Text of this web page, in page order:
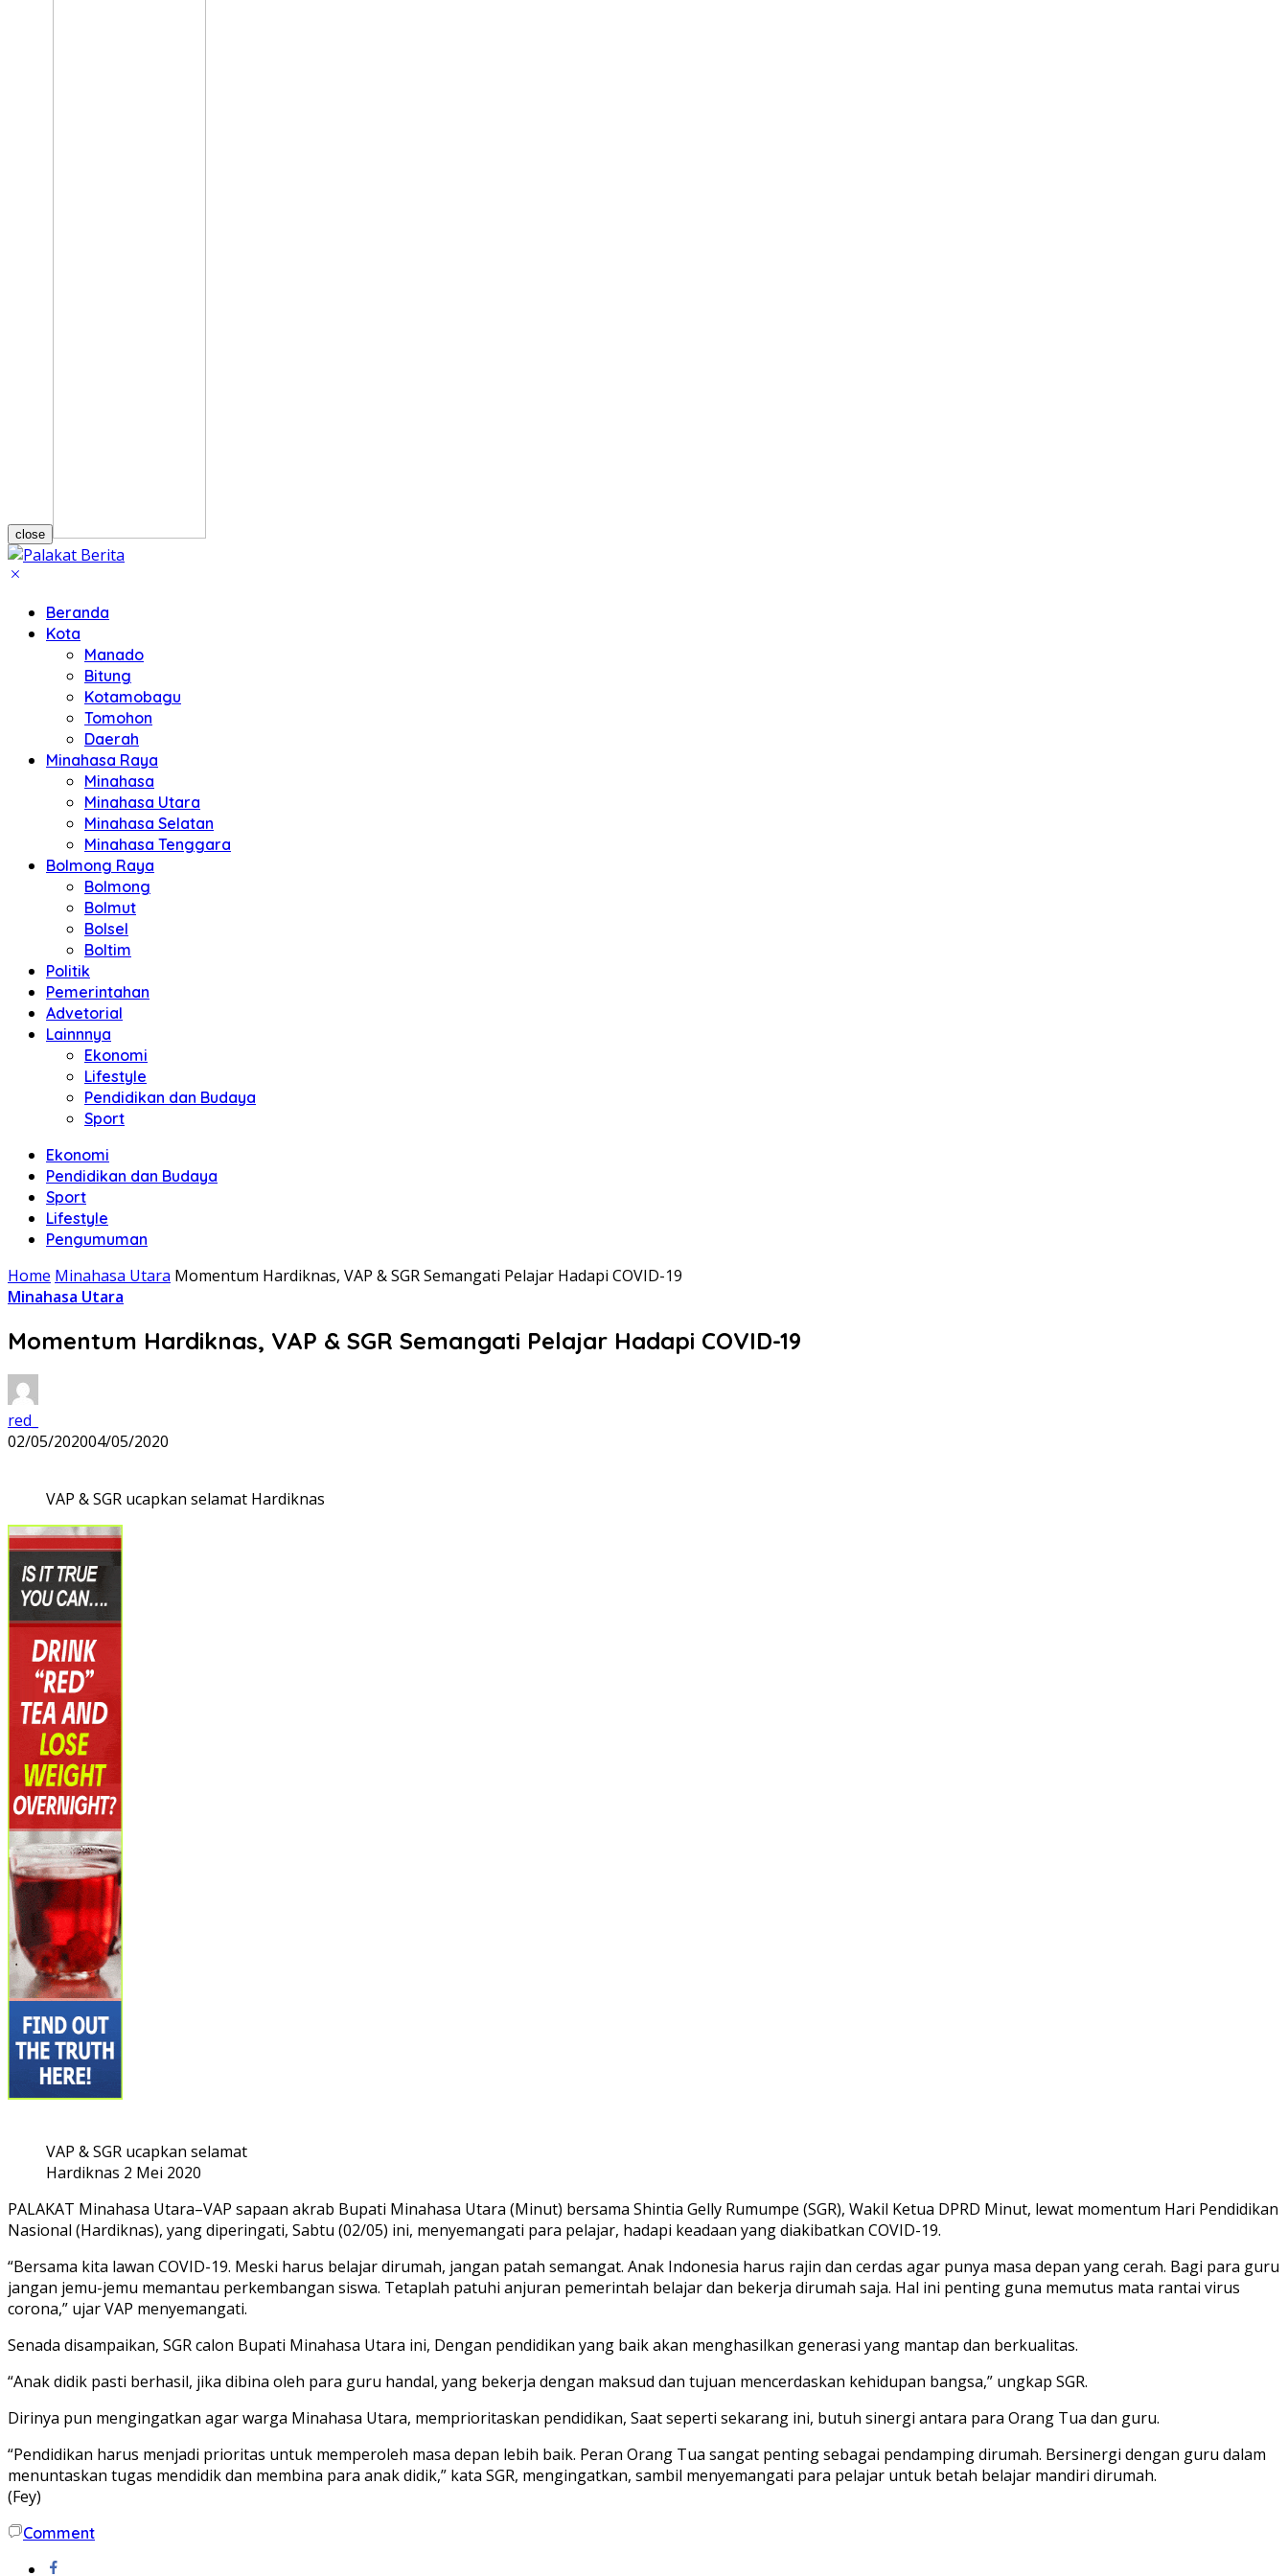
close
Beranda
Kota
Manado
Bitung
Kotamobagu
Tomohon
Daerah
Minahasa Raya
Minahasa
Minahasa Utara
Minahasa Selatan
Minahasa Tenggara
Bolmong Raya
Bolmong
Bolmut
Bolsel
Boltim
Politik
Pemerintahan
Advetorial
Lainnnya
Ekonomi
Lifestyle
Pendidikan dan Budaya
Sport
Ekonomi
Pendidikan dan Budaya
Sport
Lifestyle
Pengumuman
Home Minahasa Utara Momentum Hardiknas, VAP & SGR Semangati Pelajar Hadapi COVID-19
Minahasa Utara
Momentum Hardiknas, VAP & SGR Semangati Pelajar Hadapi COVID-19
red_
02/05/202004/05/2020
VAP & SGR ucapkan selamat Hardiknas
VAP & SGR ucapkan selamat
Hardiknas 2 Mei 2020
PALAKAT Minahasa Utara–VAP sapaan akrab Bupati Minahasa Utara (Minut) bersama Shintia Gelly Rumumpe (SGR), Wakil Ketua DPRD Minut, lewat momentum Hari Pendidikan
Nasional (Hardiknas), yang diperingati, Sabtu (02/05) ini, menyemangati para pelajar, hadapi keadaan yang diakibatkan COVID-19.
“Bersama kita lawan COVID-19. Meski harus belajar dirumah, jangan patah semangat. Anak Indonesia harus rajin dan cerdas agar punya masa depan yang cerah. Bagi para guru
jangan jemu-jemu memantau perkembangan siswa. Tetaplah patuhi anjuran pemerintah belajar dan bekerja dirumah saja. Hal ini penting guna memutus mata rantai virus
corona,” ujar VAP menyemangati.
Senada disampaikan, SGR calon Bupati Minahasa Utara ini, Dengan pendidikan yang baik akan menghasilkan generasi yang mantap dan berkualitas.
“Anak didik pasti berhasil, jika dibina oleh para guru handal, yang bekerja dengan maksud dan tujuan mencerdaskan kehidupan bangsa,” ungkap SGR.
Dirinya pun mengingatkan agar warga Minahasa Utara, memprioritaskan pendidikan, Saat seperti sekarang ini, butuh sinergi antara para Orang Tua dan guru.
“Pendidikan harus menjadi prioritas untuk memperoleh masa depan lebih baik. Peran Orang Tua sangat penting sebagai pendamping dirumah. Bersinergi dengan guru dalam
menuntaskan tugas mendidik dan membina para anak didik,” kata SGR, mengingatkan, sambil menyemangati para pelajar untuk betah belajar mandiri dirumah.
(Fey)
Comment